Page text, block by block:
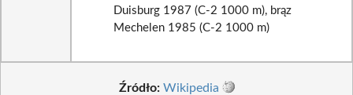
Duisburg 1987 (C-2 1000 m), brąz
Mechelen 1985 (C-2 1000 m)
Źródło: Wikipedia